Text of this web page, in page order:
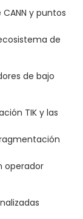
y puntos
de
de bajo
TIK y las
operador